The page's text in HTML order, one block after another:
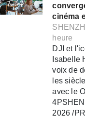
cinéma
heure
DJI et
Isabelle
voix de
les
avec le
2026 /